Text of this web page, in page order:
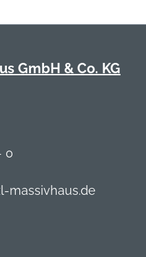
GmbH & Co. KG
0
massivhaus.de